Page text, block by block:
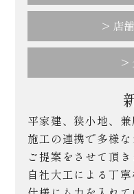
> 店
>
平家建、狭小地、
施工の連携で多様
ご提案をさせて頂き
自社大工による丁